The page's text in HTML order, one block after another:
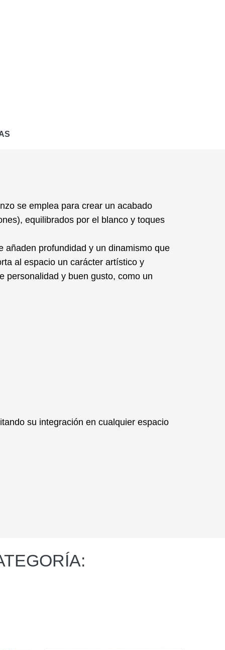
se emplea para crear un acabado
equilibrados por el blanco y toques
añaden profundidad y un dinamismo que
al espacio un carácter artístico y
personalidad y buen gusto, como un
su integración en cualquier espacio